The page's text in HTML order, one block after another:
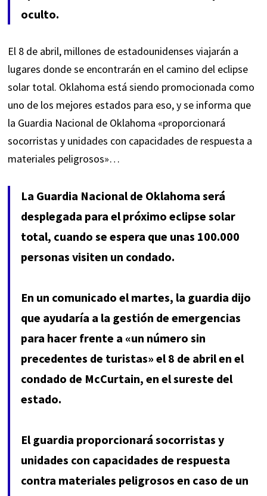
oculto.
El 8 de abril, millones de estadounidenses viajarán a
lugares donde se encontrarán en el camino del eclipse
solar total. Oklahoma está siendo promocionada como
uno de los mejores estados para eso, y se informa que
la Guardia Nacional de Oklahoma «proporcionará
socorristas y unidades con capacidades de respuesta a
materiales peligrosos»…
La Guardia Nacional de Oklahoma será
desplegada para el próximo eclipse solar
total, cuando se espera que unas 100.000
personas visiten un condado.
En un comunicado el martes, la guardia dijo
que ayudaría a la gestión de emergencias
para hacer frente a «un número sin
precedentes de turistas» el 8 de abril en el
condado de McCurtain, en el sureste del
estado.
El guardia proporcionará socorristas y
unidades con capacidades de respuesta
contra materiales peligrosos en caso de un